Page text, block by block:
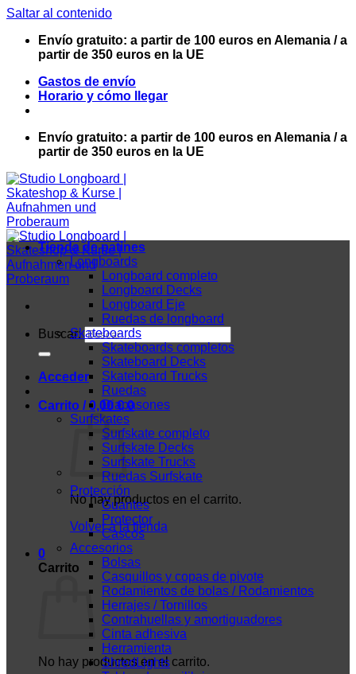
Saltar al contenido
Envío gratuito: a partir de 100 euros en Alemania / a
partir de 350 euros en la UE
Gastos de envío
Horario y cómo llegar
Envío gratuito: a partir de 100 euros en Alemania / a
partir de 350 euros en la UE
Buscar:
Acceder
Carrito /0,00€ 0
No hay productos en el carrito.
Volver a la tienda
0
Carrito
No hay productos en el carrito.
Tienda de patines
Longboards
Longboard completo
Longboard Decks
Longboard Eje
Ruedas de longboard
Skateboards
Skateboards completos
Skateboard Decks
Skateboard Trucks
Ruedas
Diapasones
Surfskates
Surfskate completo
Surfskate Decks
Surfskate Trucks
Ruedas Surfskate
Protección
Guantes
Protector
Cascos
Accesorios
Bolsas
Casquillos y copas de pivote
Rodamientos de bolas / Rodamientos
Herrajes / Tornillos
Contrahuellas y amortiguadores
Cinta adhesiva
Herramienta
ShredLights